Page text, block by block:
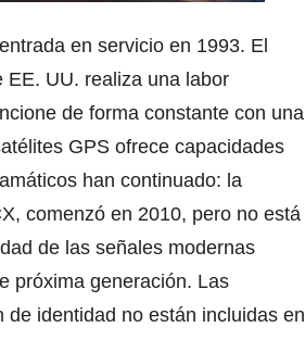
en servicio en 1993. El
EE. UU. realiza una labor
de forma constante con una
GPS ofrece capacidades
han continuado: la
comenzó en 2010, pero no está
de las señales modernas
próxima generación. Las
identidad no están incluidas en